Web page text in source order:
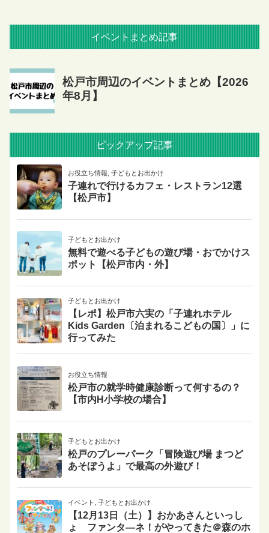
イベントまとめ記事
ピックアップ記事
お役立ち情報 子どもとお出かけ
子連れで行けるカフェ・レストラン12選
【松戸市】
子どもとお出かけ
無料で遊べる子どもの遊び場・おでかけス
ポット【松戸市内・外】
子どもとお出かけ
【レポ】松戸市六実の「子連れホテル
Kids Garden〔泊まれるこどもの国〕」に
行ってみた
お役立ち情報
松戸市の就学時健康診断って何するの？
【市内H小学校の場合】
子どもとお出かけ
松戸のプレーパーク「冒険遊び場 まつど
あそぼうよ」で最高の外遊び！
イベント 子どもとお出かけ
【12月13日（土）】おかあさんといっし
ょ ファンタ―ネ！がやってきた＠森のホ